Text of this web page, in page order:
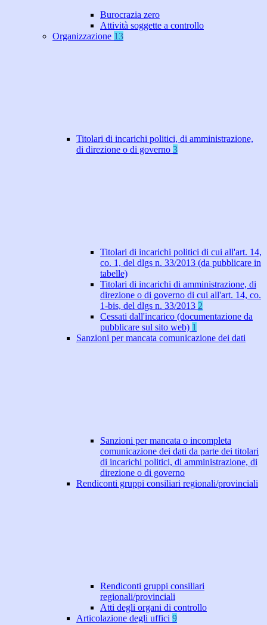
Burocrazia zero
Attività soggette a controllo
Organizzazione 13
Titolari di incarichi politici, di amministrazione,
di direzione o di governo 3
Titolari di incarichi politici di cui all'art. 14,
co. 1, del dlgs n. 33/2013 (da pubblicare in
tabelle)
Titolari di incarichi di amministrazione, di
direzione o di governo di cui all'art. 14, co.
1-bis, del dlgs n. 33/2013 2
Cessati dall'incarico (documentazione da
pubblicare sul sito web) 1
Sanzioni per mancata comunicazione dei dati
Sanzioni per mancata o incompleta
comunicazione dei dati da parte dei titolari
di incarichi politici, di amministrazione, di
direzione o di governo
Rendiconti gruppi consiliari regionali/provinciali
Rendiconti gruppi consiliari
regionali/provinciali
Atti degli organi di controllo
Articolazione degli uffici 9